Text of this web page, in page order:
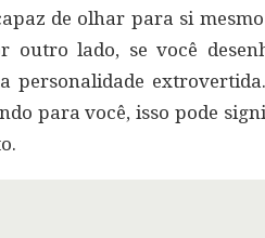
de olhar para si
outro lado, se você
personalidade
para você, isso pode